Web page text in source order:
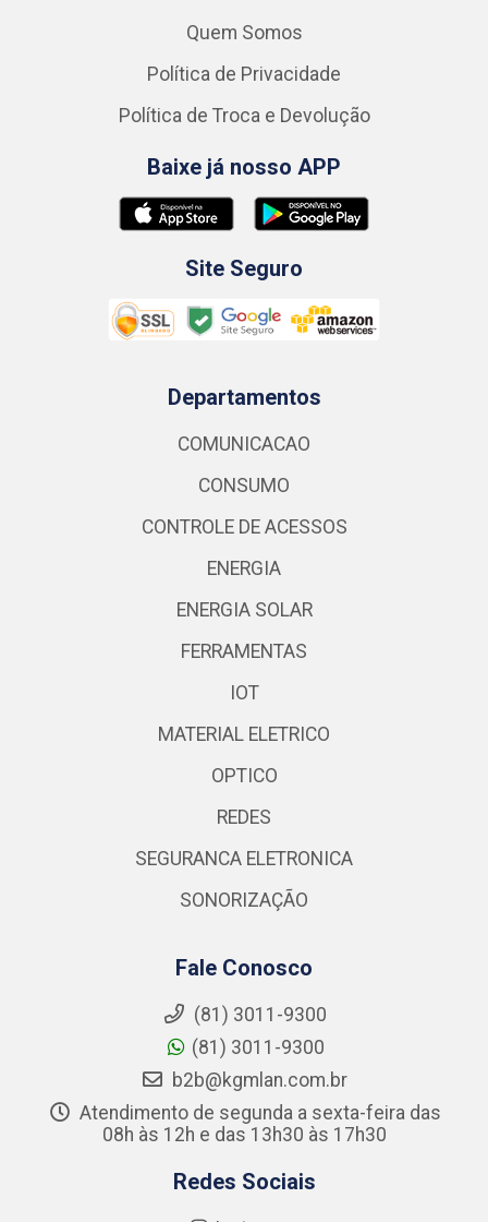
Quem Somos
Política de Privacidade
Política de Troca e Devolução
Baixe já nosso APP
Site Seguro
Departamentos
COMUNICACAO
CONSUMO
CONTROLE DE ACESSOS
ENERGIA
ENERGIA SOLAR
FERRAMENTAS
IOT
MATERIAL ELETRICO
OPTICO
REDES
SEGURANCA ELETRONICA
SONORIZAÇÃO
Fale Conosco
(81) 3011-9300
(81) 3011-9300
b2b@kgmlan.com.br
Atendimento de segunda a sexta-feira das
08h às 12h e das 13h30 às 17h30
Redes Sociais